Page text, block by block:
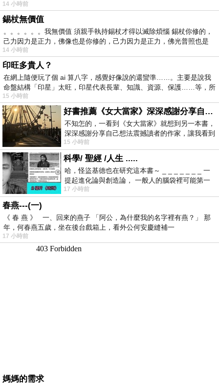
14 小時前
錫杖無價值
。。。。。。我無價值 須親手執持錫杖才得以滅除煩惱 錫杖你修的，
己力因力是正力，佛像也是你修的，己力因力是正力，佛光普照也是
14 小時前
印旺多貴人？
在網上隨便玩了個 ai 算八字，感覺好像說的還蠻準……。主要是說我
命盤結構「印星」太旺，印星代表長輩、知識、資源、保護……等，所
15 小時前
好書推薦《女大當家》深深感謝分享自己想法震撼讀者的作家，讓我看到不同樣貌的家庭！
不知怎的，一看到《女大當家》就想到另一本書，
深深感謝分享自己想法震撼讀者的作家，讓我看到
不同樣貌的家庭！ 《女大
15 小時前
科學/ 聖經 /人生 .....
哈，怪盜基德也在研究這本書～ _ _ _ _ _ _ _ 一
提起進化論與創造論， 一般人的腦袋裡可能第一
時間就有「 進化論很科
17 小時前
春燕---(一)
《 春 燕 》 一、回來的燕子 「阿公，為什麼我的名字裡有燕？」 那
年，何春燕五歲，坐在後台戲箱上，看外公何安慶縫補一
17 小時前
媽媽的需求